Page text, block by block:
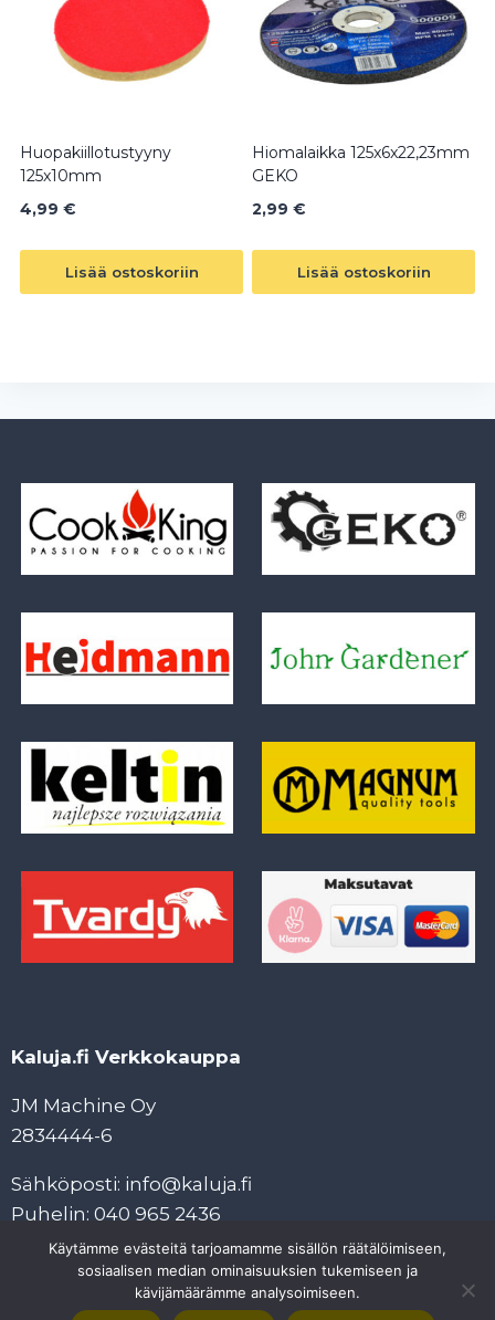
Huopakiillotustyyny
125x10mm
4,99 €
Lisää ostoskoriin
Hiomalaikka 125x6x22,23mm
GEKO
2,99 €
Lisää ostoskoriin
Kaluja.fi Verkkokauppa
JM Machine Oy
2834444-6
Sähköposti: info@kaluja.fi
Puhelin: 040 965 2436
Tietosuojaseloste
Tilaus- ja maksuehdot
Käytämme evästeitä tarjoamamme sisällön räätälöimiseen,
sosiaalisen median ominaisuuksien tukemiseen ja
kävijämäärämme analysoimiseen.